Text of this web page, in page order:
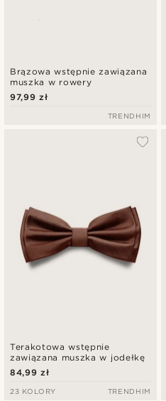
Brązowa wstępnie zawiązana
muszka w rowery
97,99 zł
TRENDHIM
Terakotowa wstępnie
zawiązana muszka w jodełkę
84,99 zł
23 KOLORY TRENDHIM